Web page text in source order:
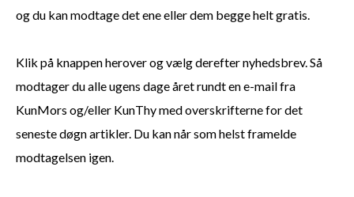
og du kan modtage det ene eller dem begge helt gratis.
Klik på knappen herover og vælg derefter nyhedsbrev. Så
modtager du alle ugens dage året rundt en e-mail fra
KunMors og/eller KunThy med overskrifterne for det
seneste døgn artikler. Du kan når som helst framelde
modtagelsen igen.